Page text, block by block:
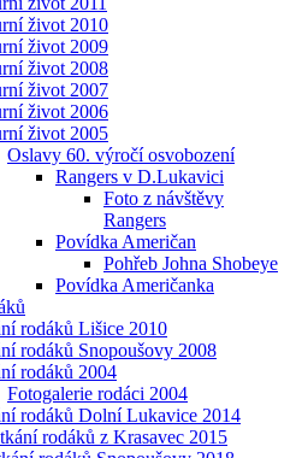
život 2010
život 2009
život 2008
život 2007
život 2006
život 2005
Oslavy 60. výročí osvobození
Rangers v D.Lukavici
Foto z návštěvy
Rangers
Povídka Američan
Pohřeb Johna Shobeye
Povídka Američanka
rodáků Lišice 2010
rodáků Snopoušovy 2008
rodáků 2004
Fotogalerie rodáci 2004
rodáků Dolní Lukavice 2014
rodáků z Krasavec 2015